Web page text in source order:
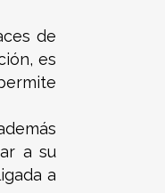
de
es
a su
a